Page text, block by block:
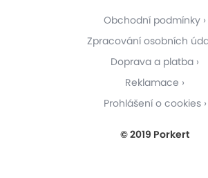
Obchodní podmínky
Zpracování osobních
Doprava a platba
Reklamace
Prohlášení o cookies
© 2019 Porkert